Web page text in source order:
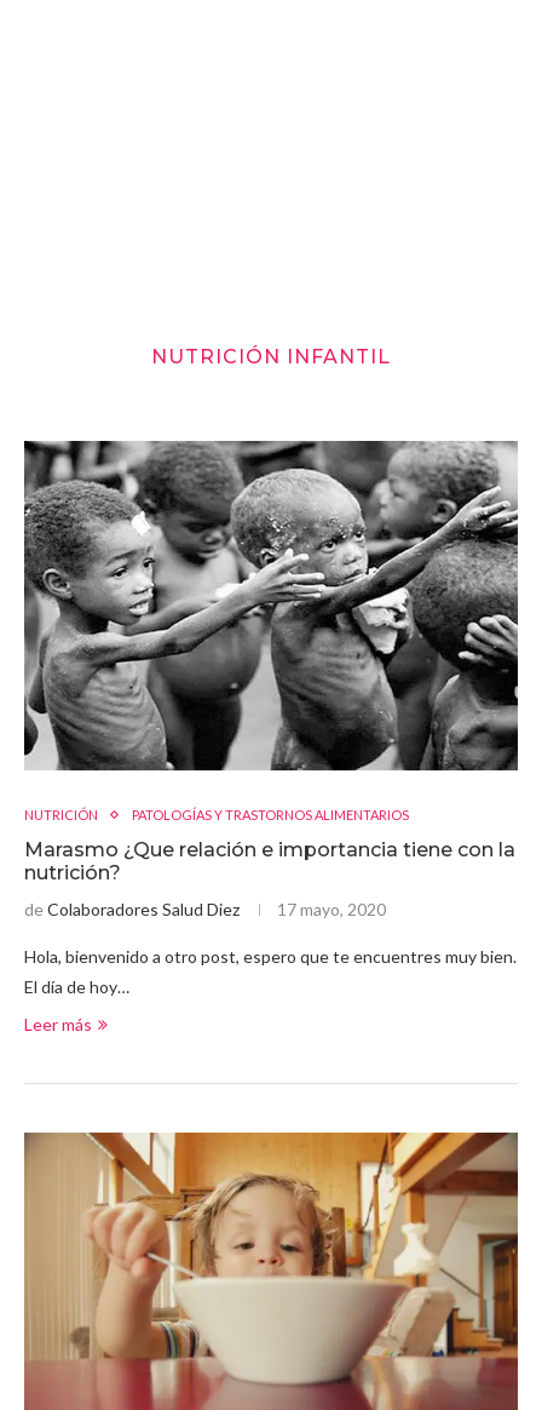
NUTRICIÓN INFANTIL
NUTRICIÓN PATOLOGÍAS Y TRASTORNOS ALIMENTARIOS
Marasmo ¿Que relación e importancia tiene con la
nutrición?
deColaboradores Salud Diez 17 mayo, 2020
Hola, bienvenido a otro post, espero que te encuentres muy bien.
El día de hoy…
Leer más